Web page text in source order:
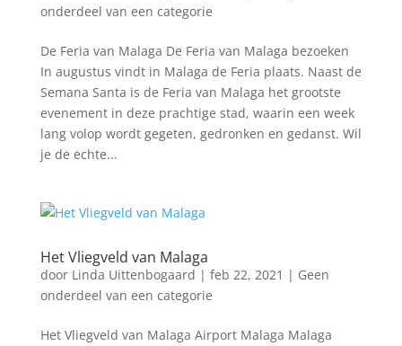
onderdeel van een categorie
De Feria van Malaga De Feria van Malaga bezoeken
In augustus vindt in Malaga de Feria plaats. Naast de
Semana Santa is de Feria van Malaga het grootste
evenement in deze prachtige stad, waarin een week
lang volop wordt gegeten, gedronken en gedanst. Wil
je de echte...
Het Vliegveld van Malaga
door Linda Uittenbogaard | feb 22, 2021 | Geen
onderdeel van een categorie
Het Vliegveld van Malaga Airport Malaga Malaga